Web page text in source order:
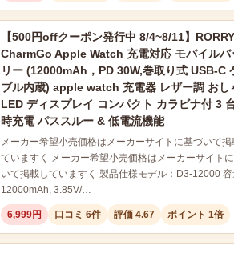
【500円offクーポン発行中 8/4~8/11】RORRY
CharmGo Apple Watch 充電対応 モバイルバ
リー (12000mAh，PD 30W,巻取り式 USB-C
ブル内蔵) apple watch 充電器 レザー調 おし
LED ディスプレイ コンパクト カラビナ付 3
時充電 パススルー & 低電流機能
メーカー希望小売価格はメーカーサイトに基づいて掲
ていますく メーカー希望小売価格はメーカーサイト
いて掲載していますく 製品仕様モデル：D3-12000
12000mAh, 3.85V/…
6,999円 口コミ 6件 評価 4.67 ポイント 1倍